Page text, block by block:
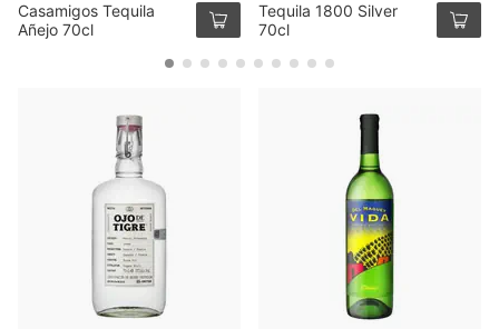
Casamigos Tequila
Añejo 70cl
Tequila 1800 Silver
70cl